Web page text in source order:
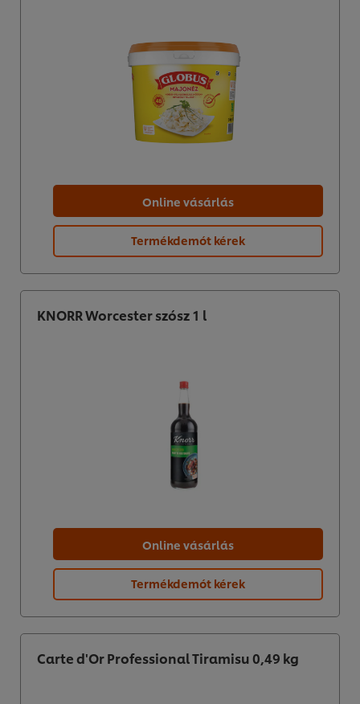
Online vásárlás
Termékdemót kérek
KNORR Worcester szósz 1 l
Online vásárlás
Termékdemót kérek
Carte d'Or Professional Tiramisu 0,49 kg